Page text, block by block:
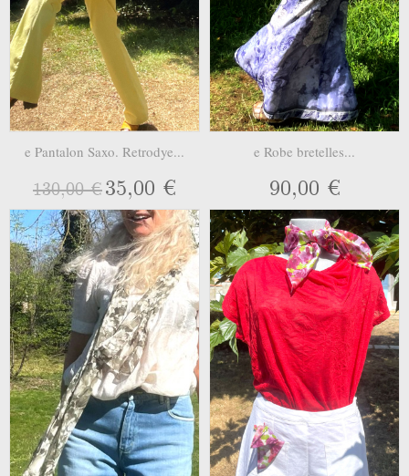
e Pantalon Saxo. Retrodye...
130,00 €35,00 €
e Robe bretelles...
90,00 €